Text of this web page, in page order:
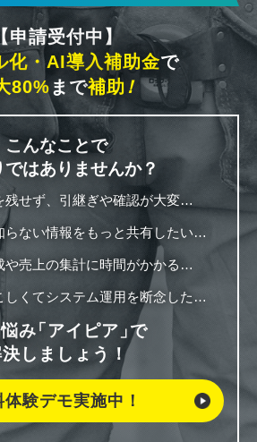
【申請受付中】
化・AI導入補助金で
80% まで補助！
こんなことで
ではありませんか？
残せず、引継ぎや確認が大変…
らない情報をもっと共有したい…
や売上の集計に時間がかかる…
しくてシステム運用を断念した…
み「アイピア」で
しましょう！
体験デモ実施中！